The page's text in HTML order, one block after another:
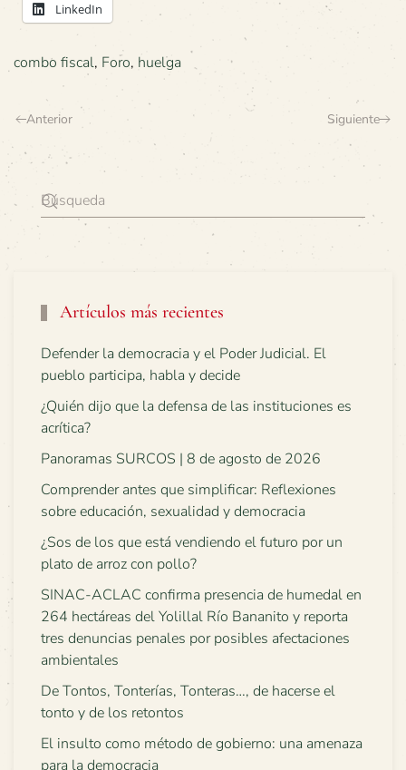
LinkedIn
combo fiscal, Foro, huelga
Anterior Siguiente
Artículos más recientes
Defender la democracia y el Poder Judicial. El
pueblo participa, habla y decide
¿Quién dijo que la defensa de las instituciones es
acrítica?
Panoramas SURCOS | 8 de agosto de 2026
Comprender antes que simplificar: Reflexiones
sobre educación, sexualidad y democracia
¿Sos de los que está vendiendo el futuro por un
plato de arroz con pollo?
SINAC-ACLAC confirma presencia de humedal en
264 hectáreas del Yolillal Río Bananito y reporta
tres denuncias penales por posibles afectaciones
ambientales
De Tontos, Tonterías, Tonteras…, de hacerse el
tonto y de los retontos
El insulto como método de gobierno: una amenaza
para la democracia